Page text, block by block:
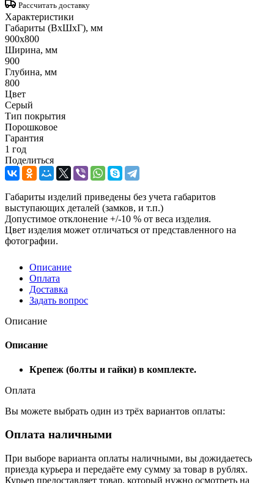
Рассчитать доставку
Характеристики
Габариты (ВxШxГ), мм
900x800
Ширина, мм
900
Глубина, мм
800
Цвет
Серый
Тип покрытия
Порошковое
Гарантия
1 год
Поделиться
Габариты изделий приведены без учета габаритов
выступающих деталей (замков, и т.п.)
Допустимое отклонение +/-10 % от веса изделия.
Цвет изделия может отличаться от представленного на
фотографии.
Описание
Оплата
Доставка
Задать вопрос
Описание
Описание
Крепеж (болты и гайки) в комплекте.
Оплата
Вы можете выбрать один из трёх вариантов оплаты:
Оплата наличными
При выборе варианта оплаты наличными, вы дожидаетесь
приезда курьера и передаёте ему сумму за товар в рублях.
Курьер предоставляет товар, который нужно осмотреть на